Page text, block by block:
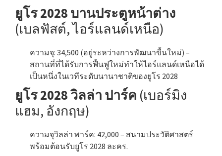
ยูโร 2028 บานประตูหน้าต่าง
(เบลฟัสต์, ไอร์แลนด์เหนือ)
ความจุ: 34,500 (อยู่ระหว่างการพัฒนาขื้นใหม่) –
สถานที่ที่ได้รับการฟื้นฟูใหม่ทำให้ไอร์แลนด์เหนือได้
เป็นหนึ่งในเวทีระดับนานาชาติของยูโร 2028
ยูโร 2028 วิลล่า ปาร์ค (เบอร์มิง
แฮม, อังกฤษ)
ความจุวิลล่า พาร์ค: 42,000 – สนามประวัติศาสตร์
พร้อมต้อนรับยูโร 2028 ละคร.